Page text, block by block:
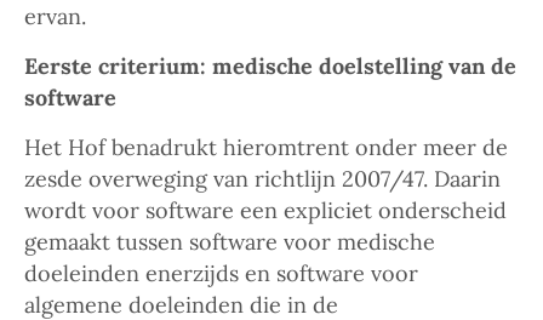
ervan.
Eerste criterium: medische doelstelling van de
software
Het Hof benadrukt hieromtrent onder meer de
zesde overweging van richtlijn 2007/47. Daarin
wordt voor software een expliciet onderscheid
gemaakt tussen software voor medische
doeleinden enerzijds en software voor
algemene doeleinden die in de